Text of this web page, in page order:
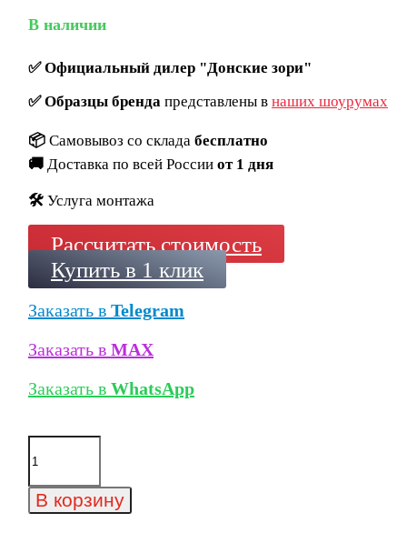
В наличии
✅Официальный дилер "Донские зори"
✅Образцы брендапредставлены в наших шоурумах
📦 Самовывоз со склада бесплатно
🚚 Доставка по всей России от 1 дня
🛠️ Услуга монтажа
Рассчитать стоимость
Купить в 1 клик
Заказать в Telegram
Заказать в MAX
Заказать в WhatsApp
Количество
товара
облицовочный
Донские
В корзину